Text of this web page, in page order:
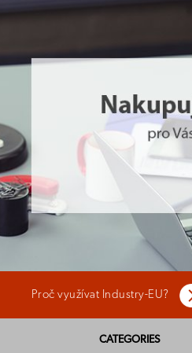
Proč využívat Industry-EU?
CATEGORIES